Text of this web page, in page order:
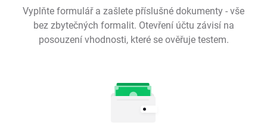
Vyplňte formulář a zašlete příslušné dokumenty - vše
bez zbytečných formalit. Otevření účtu závisí na
posouzení vhodnosti, které se ověřuje testem.